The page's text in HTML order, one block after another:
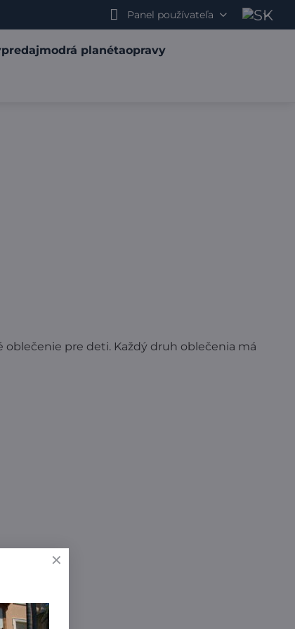
Panel používateľa
modrá planétaopravy
oblečenie pre deti. Každý druh oblečenia má